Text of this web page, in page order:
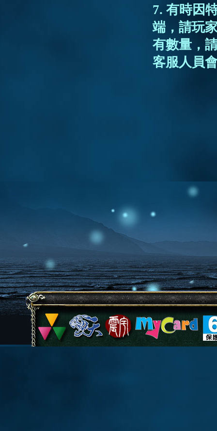
7. 有時因
端，請玩
有數量，
客服人員